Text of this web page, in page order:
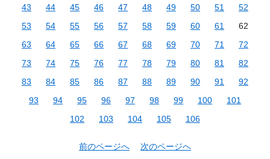
43
44 45 46 47 48 49 50 51
52
53
54 55 56 57 58 59 60 61
62
63
64 65 66 67 68 69 70 71
72
73
74 75 76 77 78 79 80 81
82
83
84 85 86 87 88 89 90 91
92
93
94 95 96 97 98 99 100
101
102
103 104 105 106
前のページへ 次のページへ